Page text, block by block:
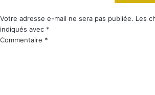
Votre adresse e-mail ne sera pas publiée. Les
indiqués avec *
Commentaire *